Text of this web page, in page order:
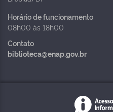
Horário de funcionamento
08h00 às 18h00
Contato
biblioteca@enap.gov.br